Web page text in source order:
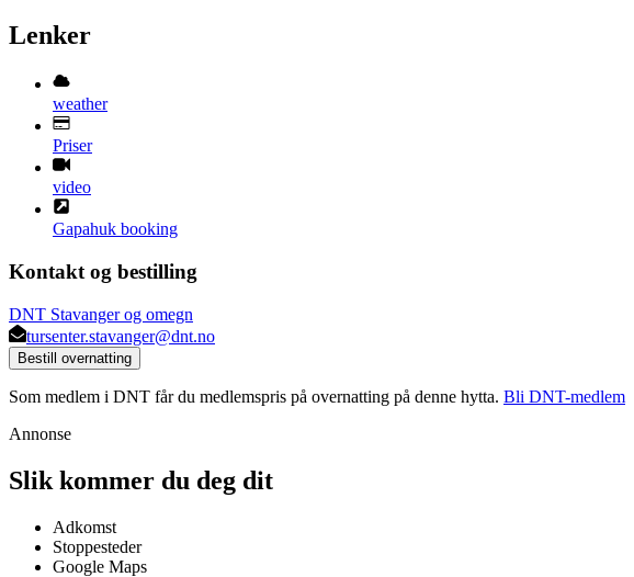
Lenker
weather
Priser
video
Gapahuk booking
Kontakt og bestilling
DNT Stavanger og omegn
tursenter.stavanger@dnt.no
Bestill overnatting
Som medlem i DNT får du medlemspris på overnatting på denne hytta. Bli DNT-medlem
Annonse
Slik kommer du deg dit
Adkomst
Stoppesteder
Google Maps